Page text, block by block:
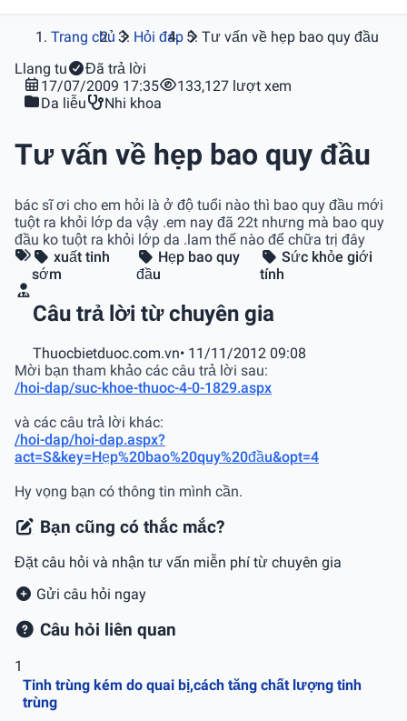
Trang chủ Hỏi đáp
Tư vấn về hẹp bao quy đầu
Llang tu
Đã trả lời
17/07/2009 17:35
133,127 lượt xem
Da liễu
Nhi khoa
Tư vấn về hẹp bao quy đầu
bác sĩ ơi cho em hỏi là ở độ tuổi nào thì bao quy đầu mới
tuột ra khỏi lớp da vậy .em nay đã 22t nhưng mà bao quy
đầu ko tuột ra khỏi lớp da .lam thế nào để chữa trị đây
xuất tinh
sớm
Hẹp bao quy
đầu
Sức khỏe giới
tính
Câu trả lời từ chuyên gia
Thuocbietduoc.com.vn• 11/11/2012 09:08
Mời bạn tham khảo các câu trả lời sau:
/hoi-dap/suc-khoe-thuoc-4-0-1829.aspx
và các câu trả lời khác:
/hoi-dap/hoi-dap.aspx?
act=S&key=Hẹp%20bao%20quy%20đầu&opt=4
Hy vọng bạn có thông tin mình cần.
Bạn cũng có thắc mắc?
Đặt câu hỏi và nhận tư vấn miễn phí từ chuyên gia
Gửi câu hỏi ngay
Câu hỏi liên quan
1
Tinh trùng kém do quai bị,cách tăng chất lượng tinh
trùng